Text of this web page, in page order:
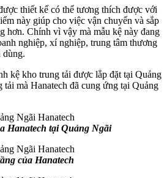
thiết kế có thể tương thích được với
này giúp cho việc vận chuyển và sắp
hơn. Chính vì vậy mà mẫu kệ này đang
nghiệp, xí nghiệp, trung tâm thương
dùng.
kệ kho trung tải được lắp đặt tại Quảng
mà Hanatech đã cung ứng tại Quảng
Hanatech tại Quảng Ngãi
của Hanatech